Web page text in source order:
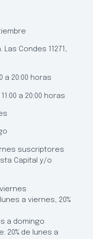
Las Condes 11271,
a 20:00 horas
a 20:00 horas
suscriptores
Capital y/o
a viernes, 20%
a domingo
20% de lunes a